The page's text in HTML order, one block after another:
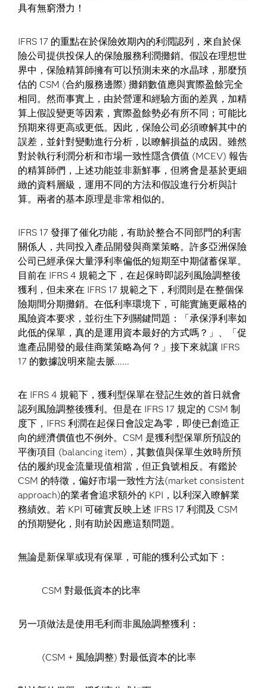
具有無窮潛力！
IFRS 17 的重點在於保險效期內的利潤認列，來自於保
險公司提供投保人的保險服務利潤攤銷。假設在理想世
界中，保險精算師擁有可以預測未來的水晶球，那麼預
估的 CSM (合約服務邊際) 攤銷數值應與實際盈餘完全
相同。然而事實上，由於營運和經驗方面的差異，加精
算上假設變更等因素，實際盈餘勢必有所不同；可能比
預期來得更高或更低。因此，保險公司必須瞭解其中的
誤差，並針對變動進行分析，以瞭解損益的成因。雖然
對於執行利潤分析和市場一致性隱含價值 (MCEV) 報告
的精算師們，上述功能並非新鮮事，但將會是基於更細
緻的資料層級，運用不同的方法和假設進行分析與計
算。兩者的基本原理是非常相似的。
IFRS 17 發揮了催化功能，有助於整合不同部門的利害
關係人，共同投入產品開發與商業策略。許多亞洲保險
公司已經承保大量淨利率偏低的短期至中期儲蓄保單。
目前在 IFRS 4 規範之下，在起保時即認列風險調整後
獲利，但未來在 IFRS 17 規範之下，利潤則是在整個保
險期間分期攤銷。在低利率環境下，可能實施更嚴格的
風險資本要求，並衍生下列關鍵問題：「承保淨利率如
此低的保單，真的是運用資本最好的方式嗎？」、「促
進產品開發的最佳商業策略為何？」接下來就讓 IFRS
17 的數據說明來龍去脈......
在 IFRS 4 規範下，獲利型保單在登記生效的首日就會
認列風險調整後獲利。但是在 IFRS 17 規定的 CSM 制
度下，IFRS 利潤在起保日會設定為零，即使已創造正
向的經濟價值也不例外。CSM 是獲利型保單所預設的
平衡項目 (balancing item)，其數值與保單生效時所預
估的履約現金流量現值相當，但正負號相反。有鑑於
CSM 的特徵，偏好市場一致性方法(market consistent
approach)的業者會追求額外的 KPI，以利深入瞭解業
務績效。若 KPI 可確實反映上述 IFRS 17 利潤及 CSM
的預期變化，則有助於因應這類問題。
無論是新保單或現有保單，可能的獲利公式如下：
CSM 對最低資本的比率
另一項做法是使用毛利而非風險調整獲利：
(CSM + 風險調整) 對最低資本的比率